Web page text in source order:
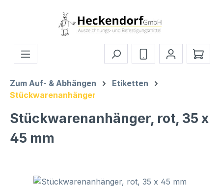
Zum Hauptinhalt springen
Zum Auf- & Abhängen
Etiketten
Stückwarenanhänger
Stückwarenanhänger, rot, 35 x
45 mm
Bildergalerie überspringen